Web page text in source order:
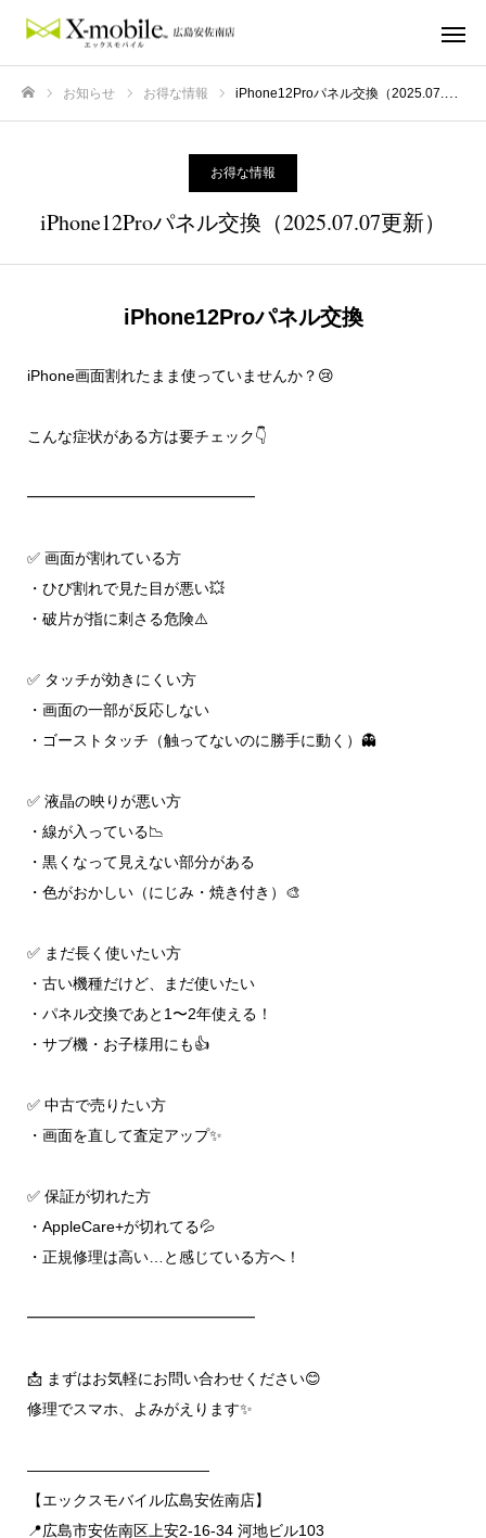
お知らせ お得な情報 iPhone12Proパネル交換（2025.07.07更新）
お得な情報
iPhone12Proパネル交換（2025.07.07更新）
iPhone12Proパネル交換
iPhone画面割れたまま使っていませんか？😢
こんな症状がある方は要チェック👇
━━━━━━━━━━━━━━━
✅ 画面が割れている方
・ひび割れで見た目が悪い💥
・破片が指に刺さる危険⚠️
✅ タッチが効きにくい方
・画面の一部が反応しない
・ゴーストタッチ（触ってないのに勝手に動く）👻
✅ 液晶の映りが悪い方
・線が入っている📉
・黒くなって見えない部分がある
・色がおかしい（にじみ・焼き付き）🎨
✅ まだ長く使いたい方
・古い機種だけど、まだ使いたい
・パネル交換であと1〜2年使える！
・サブ機・お子様用にも👍
✅ 中古で売りたい方
・画面を直して査定アップ✨
✅ 保証が切れた方
・AppleCare+が切れてる💦
・正規修理は高い…と感じている方へ！
━━━━━━━━━━━━━━━
📩 まずはお気軽にお問い合わせください😊
修理でスマホ、よみがえります✨
――――――――――――
【エックスモバイル広島安佐南店】
📍広島市安佐南区上安2-16-34 河地ビル103